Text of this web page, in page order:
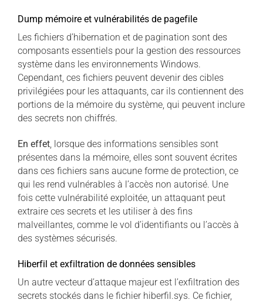
Dump mémoire et vulnérabilités de pagefile
Les fichiers d’hibernation et de pagination sont des
composants essentiels pour la gestion des ressources
système dans les environnements Windows.
Cependant, ces fichiers peuvent devenir des cibles
privilégiées pour les attaquants, car ils contiennent des
portions de la mémoire du système, qui peuvent inclure
des secrets non chiffrés.
En effet, lorsque des informations sensibles sont
présentes dans la mémoire, elles sont souvent écrites
dans ces fichiers sans aucune forme de protection, ce
qui les rend vulnérables à l’accès non autorisé. Une
fois cette vulnérabilité exploitée, un attaquant peut
extraire ces secrets et les utiliser à des fins
malveillantes, comme le vol d’identifiants ou l’accès à
des systèmes sécurisés.
Hiberfil et exfiltration de données sensibles
Un autre vecteur d’attaque majeur est l’exfiltration des
secrets stockés dans le fichier hiberfil.sys. Ce fichier,